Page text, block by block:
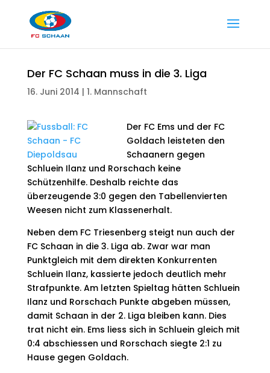
Der FC Schaan muss in die 3. Liga
16. Juni 2014 | 1. Mannschaft
Der FC Ems und der FC
Goldach leisteten den
Schaanern gegen
Schluein Ilanz und Rorschach keine
Schützenhilfe. Deshalb reichte das
überzeugende 3:0 gegen den Tabellenvierten
Weesen nicht zum Klassenerhalt.
Neben dem FC Triesenberg steigt nun auch der
FC Schaan in die 3. Liga ab. Zwar war man
Punktgleich mit dem direkten Konkurrenten
Schluein Ilanz, kassierte jedoch deutlich mehr
Strafpunkte. Am letzten Spieltag hätten Schluein
Ilanz und Rorschach Punkte abgeben müssen,
damit Schaan in der 2. Liga bleiben kann. Dies
trat nicht ein. Ems liess sich in Schluein gleich mit
0:4 abschiessen und Rorschach siegte 2:1 zu
Hause gegen Goldach.